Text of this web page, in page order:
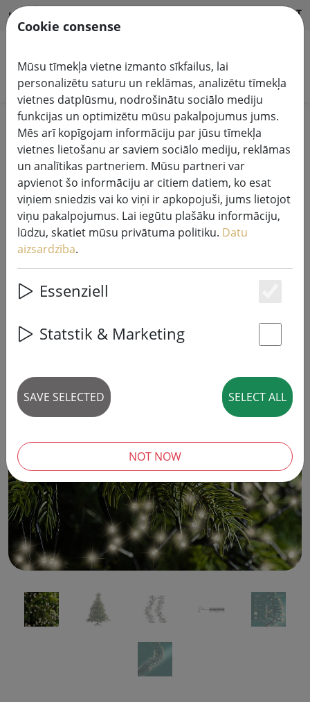
LV HILFE & SUPPORT
Meklēt produktus
Home Pasaku gaismas
Kaemingk Lumineo klastera
gaismas ķēde 1512 LED silti balta
āra 14 m melna
‹ ›
Cookie consense
Mūsu tīmekļa vietne izmanto sīkfailus, lai
personalizētu saturu un reklāmas, analizētu tīmekļa
vietnes datplūsmu, nodrošinātu sociālo mediju
funkcijas un optimizētu mūsu pakalpojumus jums.
Mēs arī kopīgojam informāciju par jūsu tīmekļa
vietnes lietošanu ar saviem sociālo mediju, reklāmas
un analītikas partneriem. Mūsu partneri var
apvienot šo informāciju ar citiem datiem, ko esat
viņiem sniedzis vai ko viņi ir apkopojuši, jums lietojot
viņu pakalpojumus. Lai iegūtu plašāku informāciju,
lūdzu, skatiet mūsu privātuma politiku. Datu
aizsardzība.
Essenziell
Statstik & Marketing
SAVE SELECTED SELECT ALL
NOT NOW